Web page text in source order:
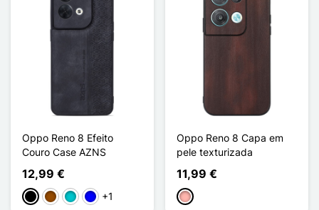
Oppo Reno 8 Efeito
Couro Case AZNS
12,99 €
PretoCastanho
Turquesa
Azul+1
Oppo Reno 8 Capa em
pele texturizada
11,99 €
Ouro rosa